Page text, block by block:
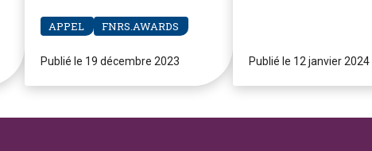
APPEL FNRS.AWARDS
Publié le 19 décembre 2023 Publié le 12 janvier 2024